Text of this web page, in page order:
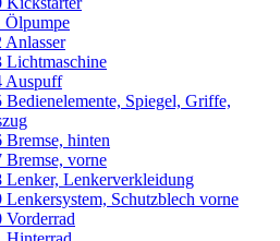
Ölpumpe
Anlasser
Lichtmaschine
Auspuff
Bedienelemente, Spiegel, Griffe,
Bremse, hinten
Bremse, vorne
Lenker, Lenkerverkleidung
Lenkersystem, Schutzblech vorne
Vorderrad